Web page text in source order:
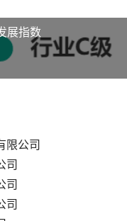
展指数
限公司
司
司
司